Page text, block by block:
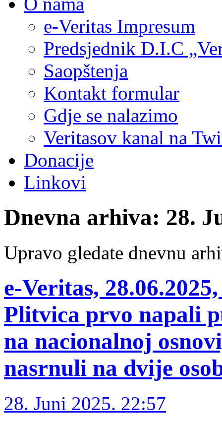
e-Veritas Impresum
Predsjednik D.I.C
Saopštenja
Kontakt formular
Gdje se nalazimo
Veritasov kanal na
Donacije
Linkovi
Dnevna arhiva: 28.
Upravo gledate dnevnu
e-Veritas,
Plitvica prvo napali
na nacionalnoj
nasrnuli na dvije
28. Juni 2025. 22:57